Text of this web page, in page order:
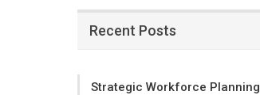
Recent Posts
Strategic Workforce Planning